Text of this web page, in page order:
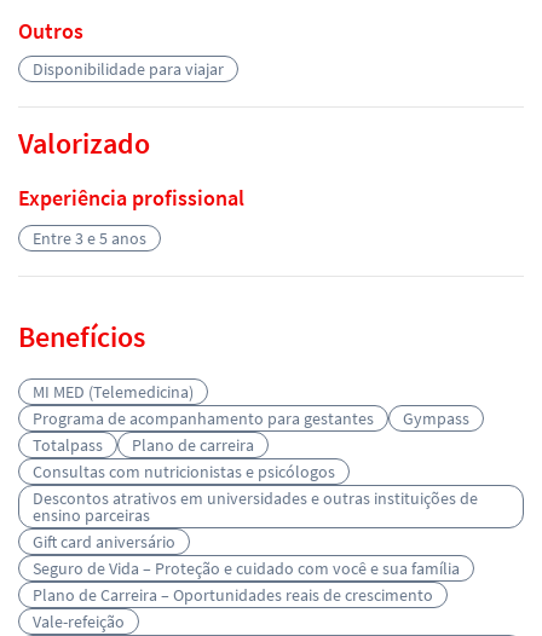
Outros
Disponibilidade para viajar
Valorizado
Experiência profissional
Entre 3 e 5 anos
Benefícios
MI MED (Telemedicina)
Programa de acompanhamento para gestantes
Gympass
Totalpass
Plano de carreira
Consultas com nutricionistas e psicólogos
Descontos atrativos em universidades e outras instituições de
ensino parceiras
Gift card aniversário
Seguro de Vida – Proteção e cuidado com você e sua família
Plano de Carreira – Oportunidades reais de crescimento
Vale-refeição